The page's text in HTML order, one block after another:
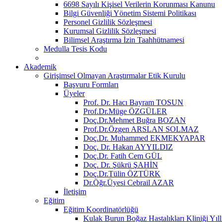
6698 Sayılı Kişisel Verilerin Korunması Kanunu
Bilgi Güvenliği Yönetim Sistemi Politikası
Personel Gizlilik Sözleşmesi
Kurumsal Gizlilik Sözleşmesi
Bilimsel Araştırma İzin Taahhütnamesi
Medulla Tesis Kodu
Akademik
Girişimsel Olmayan Araştırmalar Etik Kurulu
Başvuru Formları
Üyeler
Prof. Dr. Hacı Bayram TOSUN
Prof.Dr.Müge ÖZGÜLER
Doç.Dr.Mehmet Buğra BOZAN
Prof.Dr.Özgen ARSLAN SOLMAZ
Doç.Dr. Muhammed EKMEKYAPAR
Doç. Dr. Hakan AYYILDIZ
Doç.Dr. Fatih Cem GÜL
Doç. Dr. Şükrü ŞAHİN
Doç.Dr.Tülin ÖZTÜRK
Dr.Öğr.Üyesi Cebrail AZAR
İletişim
Eğitim
Eğitim Koordinatörlüğü
Kulak Burun Boğaz Hastalıkları Kliniği